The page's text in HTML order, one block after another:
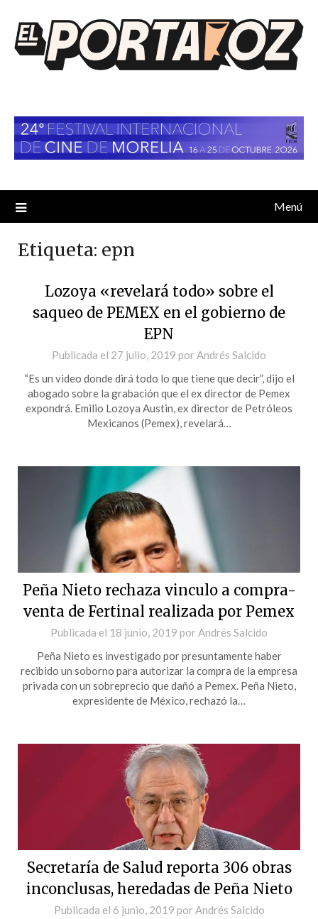
contenido
Menú
Etiqueta: epn
Lozoya «revelará todo» sobre el
saqueo de PEMEX en el gobierno de
EPN
Publicada el 27 julio, 2019 por Andrés Salcido
“Es un video donde dirá todo lo que tiene que decir”, dijo el
abogado sobre la grabación que el ex director de Pemex
expondrá. Emilio Lozoya Austin, ex director de Petróleos
Mexicanos (Pemex), revelará…
Peña Nieto rechaza vinculo a compra-
venta de Fertinal realizada por Pemex
Publicada el 18 junio, 2019 por Andrés Salcido
Peña Nieto es investigado por presuntamente haber
recibido un soborno para autorizar la compra de la empresa
privada con un sobreprecio que dañó a Pemex. Peña Nieto,
expresidente de México, rechazó la…
Secretaría de Salud reporta 306 obras
inconclusas, heredadas de Peña Nieto
Publicada el 6 junio, 2019 por Andrés Salcido